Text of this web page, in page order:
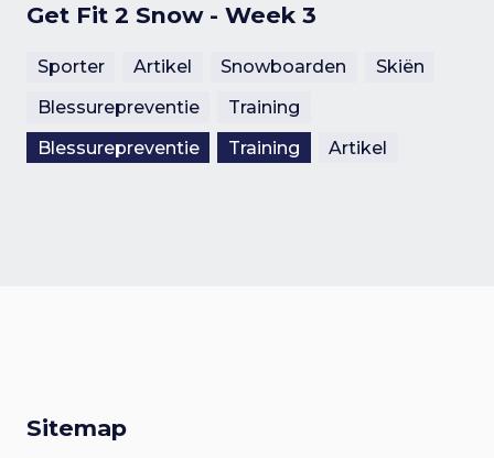
Get Fit 2 Snow - Week 3
Sporter Artikel Snowboarden
Skiën
Blessurepreventie
Training
Blessurepreventie
Training Artikel
Sitemap